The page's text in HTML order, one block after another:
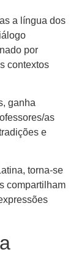
a língua dos
por
contextos
ganha
as
e
torna-se
compartilham